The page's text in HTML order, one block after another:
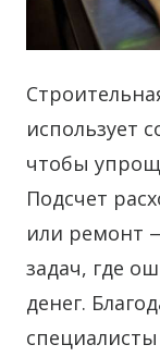
использует
чтобы
Подсчет
или ремонт
задач, где
денег.